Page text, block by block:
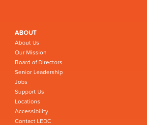
ABOUT
About Us
Our Mission
Board of Directors
Senior Leadership
Jobs
Support Us
Locations
Accessibility
Contact LEDC